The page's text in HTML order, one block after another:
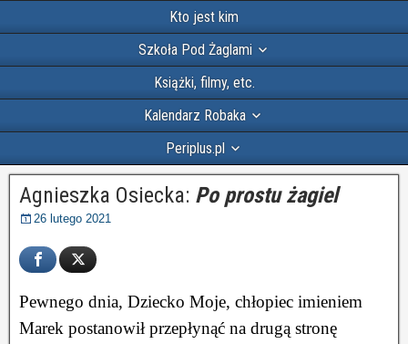
Kto jest kim
Szkoła Pod Żaglami
Książki, filmy, etc.
Kalendarz Robaka
Periplus.pl
Agnieszka Osiecka: Po prostu żagiel
26 lutego 2021
Pewnego dnia, Dziecko Moje, chłopiec imieniem
Marek postanowił przepłynąć na drugą stronę